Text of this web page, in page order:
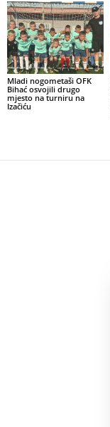
Mladi nogometaši OFK
Bihać osvojili drugo
mjesto na turniru na
Izačiću